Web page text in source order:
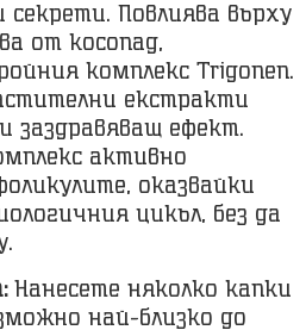
Повлиява върху
от косопад,
комплекс Trigonen.
екстракти
заздравяващ ефект.
активно
оказвайки
цикъл, без да
Нанесете няколко капки
най-близко до